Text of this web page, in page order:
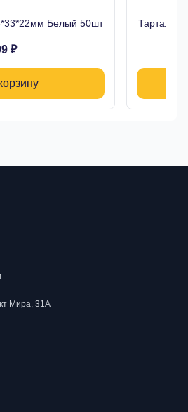
Белый 50шт
₽
Мира, 31А